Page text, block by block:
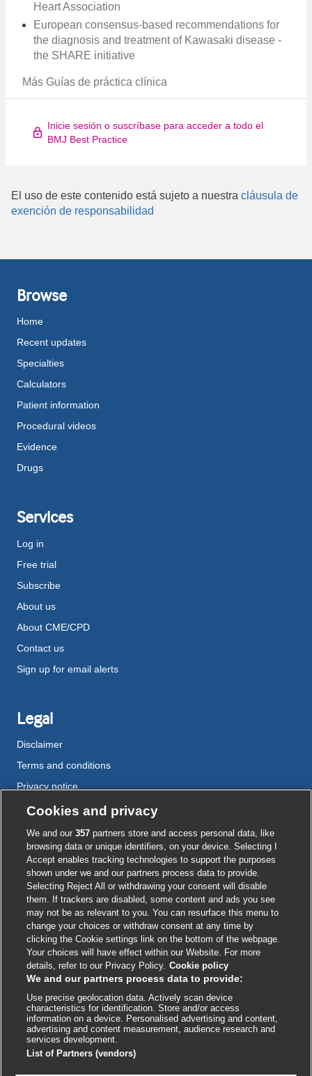
Heart Association
European consensus-based recommendations for
the diagnosis and treatment of Kawasaki disease -
the SHARE initiative
Más Guías de práctica clínica
Inicie sesión o suscríbase para acceder a todo el
BMJ Best Practice
El uso de este contenido está sujeto a nuestra cláusula de
exención de responsabilidad
Browse
Home
Recent updates
Specialties
Calculators
Patient information
Procedural videos
Evidence
Drugs
Services
Log in
Free trial
Subscribe
About us
About CME/CPD
Contact us
Sign up for email alerts
Legal
Disclaimer
Terms and conditions
Privacy notice
Cookie policy
Accessibility
External
link
opens
in
a
new
window
External
link
opens
in
a
new
window
External
link
opens
in
a
new
window
External
link
opens
in
a
new
window
External
link
opens
in
a
new
window
© BMJ Publishing Group 2026
ISSN 2515-9615
Cookies and privacy
We and our357 partners store and access personal data, like
browsing data or unique identifiers, on your device. Selecting I
Accept enables tracking technologies to support the purposes
shown under we and our partners process data to provide.
Selecting Reject All or withdrawing your consent will disable
them. If trackers are disabled, some content and ads you see
may not be as relevant to you. You can resurface this menu to
change your choices or withdraw consent at any time by
clicking the Cookie settings link on the bottom of the webpage.
Your choices will have effect within our Website. For more
details, refer to our Privacy Policy. Cookie policy
We and our partners process data to provide:
Use precise geolocation data. Actively scan device
characteristics for identification. Store and/or access
information on a device. Personalised advertising and content,
advertising and content measurement, audience research and
services development.
List of Partners (vendors)